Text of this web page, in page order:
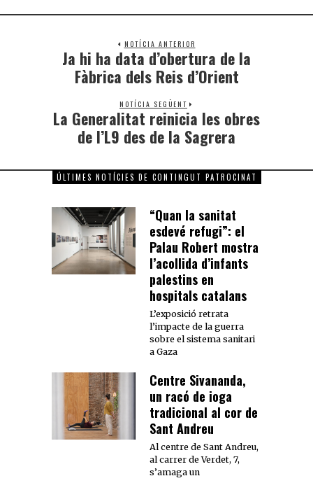
NOTÍCIA ANTERIOR
Ja hi ha data d’obertura de la
Fàbrica dels Reis d’Orient
NOTÍCIA SEGÜENT
La Generalitat reinicia les obres
de l’L9 des de la Sagrera
ÚLTIMES NOTÍCIES DE CONTINGUT PATROCINAT
“Quan la sanitat
esdevé refugi”: el
Palau Robert mostra
l’acollida d’infants
palestins en
hospitals catalans
L’exposició retrata
l’impacte de la guerra
sobre el sistema sanitari
a Gaza
Centre Sivananda,
un racó de ioga
tradicional al cor de
Sant Andreu
Al centre de Sant Andreu,
al carrer de Verdet, 7,
s’amaga un